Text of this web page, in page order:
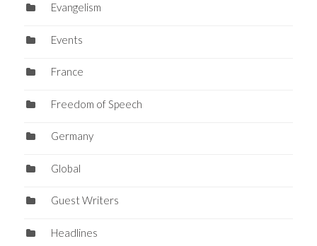
Evangelism
Events
France
Freedom of Speech
Germany
Global
Guest Writers
Headlines